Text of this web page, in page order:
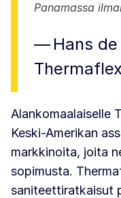
Panamassa
Hans
Thermaflex
Alankomaalaiselle
Keski-Amerikan
markkinoita, joita
sopimusta.
saniteettiratkaisut